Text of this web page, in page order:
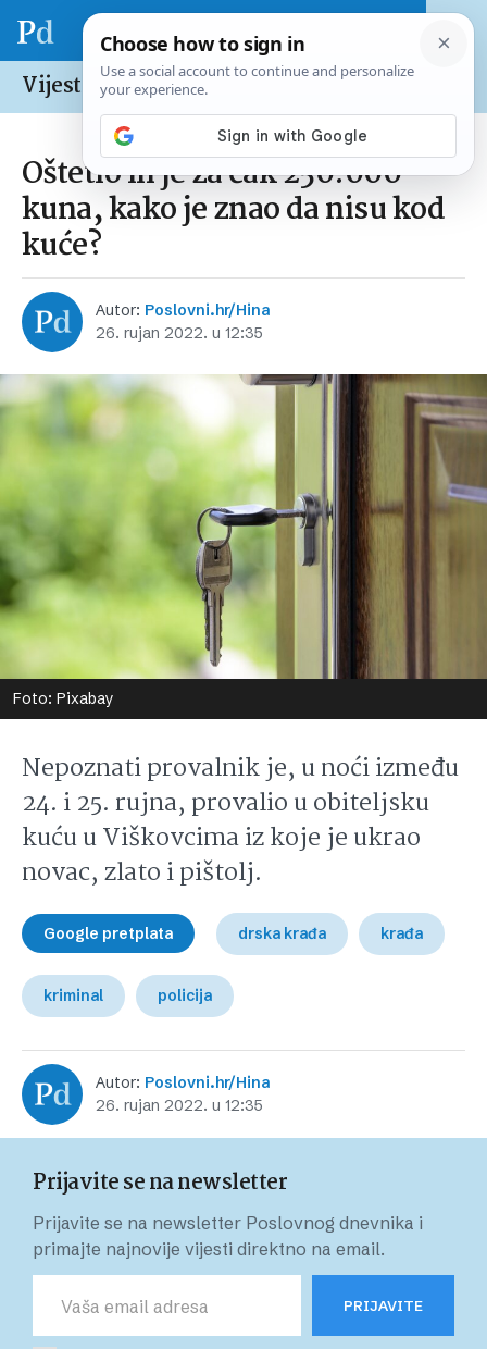
Vijesti /Hrvatska
Oštetio ih je za čak 250.000
kuna, kako je znao da nisu kod
kuće?
Autor: Poslovni.hr/Hina
26. rujan 2022. u 12:35
Foto: Pixabay
Nepoznati provalnik je, u noći između
24. i 25. rujna, provalio u obiteljsku
kuću u Viškovcima iz koje je ukrao
novac, zlato i pištolj.
Google pretplata drska krađa krađa
kriminal policija
Autor: Poslovni.hr/Hina
26. rujan 2022. u 12:35
Prijavite se na newsletter
Prijavite se na newsletter Poslovnog dnevnika i
primajte najnovije vijesti direktno na email.
PRIJAVITE